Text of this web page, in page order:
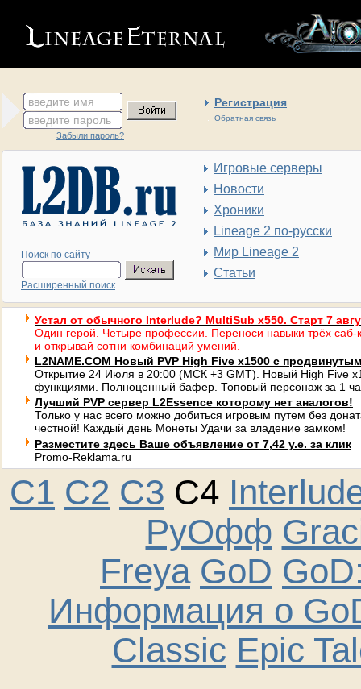
введите имя Регистрация
Обратная связь
введите пароль
Забыли пароль?
Поиск по сайту
Расширенный поиск
Игровые серверы
Новости
Хроники
Lineage 2 по-русски
Мир Lineage 2
Статьи
Устал от обычного Interlude? MultiSub x550. Старт 7
Один герой. Четыре профессии. Переноси навыки трёх саб-
и открывай сотни комбинаций умений.
L2NAME.COM Новый PVP High Five x1500 с
Открытие 24 Июля в 20:00 (МСК +3 GMT). Новый High Five
функциями. Полноценный бафер. Топовый персонаж за 1
Лучший PVP сервер L2Essence которому нет аналогов!
Только у нас всего можно добиться игровым путем без
честной! Каждый день Монеты Удачи за владение замком!
Разместите здесь Ваше объявление от 7,42 у.е. за клик
Promo-Reklama.ru
C1 C2 C3 C4
РуОфф
Freya GoD
Информация о
Classic Epic